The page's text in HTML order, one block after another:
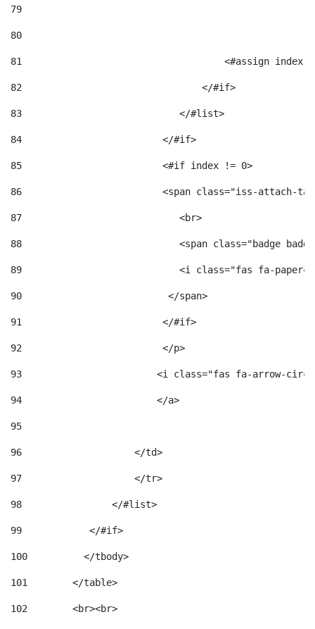
79
80
81
<#assign index
82
                                </#if>
83
                            </#list>
84
                         </#if>
85
                         <#if index != 0>
86
<span class="iss-attach-
87
                            <br>
88
<span class="badge
89
<i class="fas fa-
90
</
91
</
92
                         </p>
93
<i class="fas fa-arrow-
94
                        </a>
95
96
                    </td>
97
                    </tr>
98
                </#list>
99
            </#if>
100
          </tbody>
101
        </table>
102
        <br><br>